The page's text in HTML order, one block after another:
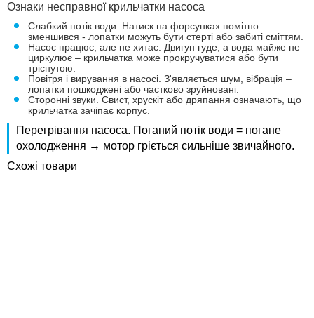
Ознаки несправної крильчатки насоса
Слабкий потік води. Натиск на форсунках помітно
зменшився - лопатки можуть бути стерті або забиті сміттям.
Насос працює, але не хитає. Двигун гуде, а вода майже не
циркулює – крильчатка може прокручуватися або бути
тріснутою.
Повітря і вирування в насосі. З'являється шум, вібрація –
лопатки пошкоджені або частково зруйновані.
Сторонні звуки. Свист, хрускіт або дряпання означають, що
крильчатка зачіпає корпус.
Перегрівання насоса. Поганий потік води = погане
охолодження → мотор гріється сильніше звичайного.
Схожі товари